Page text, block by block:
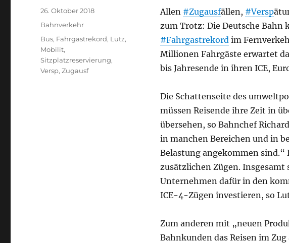
Allen #Zugausfällen, #Versp
zum Trotz: Die Deutsche Bahn
#Fahrgastrekordim
Millionen Fahrgäste erwartet
bis Jahresende in ihren ICE,
Die Schattenseite des
müssen Reisende ihre Zeit in
übersehen, so Bahnchef Richard
in manchen Bereichen und in
Belastung angekommen
zusätzlichen Zügen. Insgesamt
Unternehmen dafür in den
ICE-4-Zügen investieren, so
Zum anderen mit „neuen
Bahnkunden das Reisen im
Veröffentlicht
am
26. Oktober 2018
Kategorien
Bahnverkehr
Schlagwörter
Bus, Fahrgastrekord, Lutz,
Mobilit,
Sitzplatzreservierung,
Versp,Zugausf